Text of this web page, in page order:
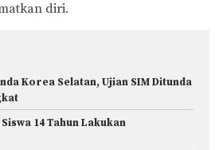
diri.
Korea Selatan, Ujian SIM Ditunda
14 Tahun Lakukan